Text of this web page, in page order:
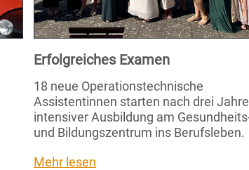
Erfolgreiches Examen
18 neue Operationstechnische
Assistentinnen starten nach drei
intensiver Ausbildung am
und Bildungszentrum ins Berufsleben.
Mehr lesen